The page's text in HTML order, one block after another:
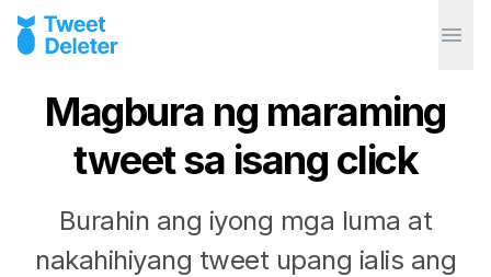
Magbura ng maraming
tweet sa isang click
Burahin ang iyong mga luma at
nakahihiyang tweet upang ialis ang